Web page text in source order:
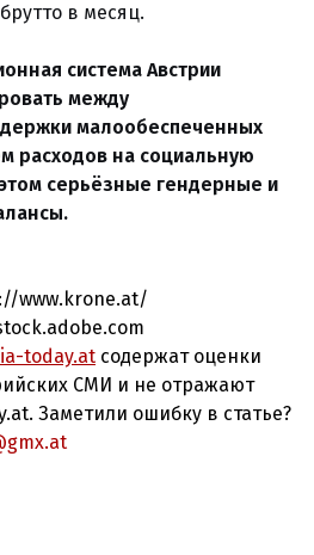
брутто в месяц.
система Австрии
между
малообеспеченных
расходов на социальную
серьёзные гендерные и
www.krone.at/
today.at содержат оценки
СМИ и не отражают
Заметили ошибку в статье?